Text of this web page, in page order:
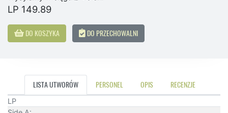
LP 149.89
DO KOSZYKA DO PRZECHOWALNI
LISTA UTWORÓW PERSONEL OPIS RECENZJE
LP